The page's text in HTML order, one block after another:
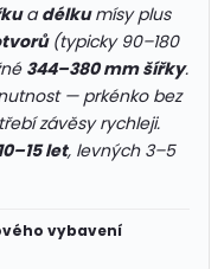
adélkumísy plus
(typicky 90–180
344–380 mm šířky.
— prkénko bez
závěsy rychleji.
let, levných 3–5
vybavení